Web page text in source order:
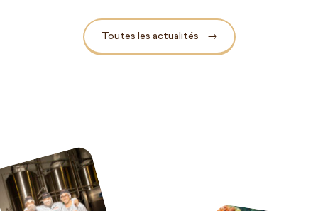
Toutes les actualités